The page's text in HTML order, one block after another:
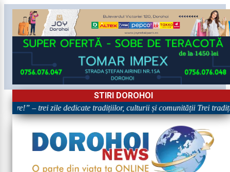
STIRI DOROHOI
– trei zile dedicate tradițiilor, culturii și comunității Trei